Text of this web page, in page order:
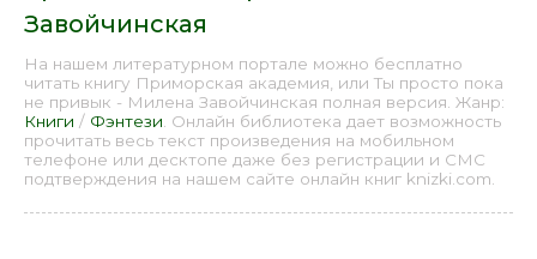
Завойчинская
На нашем литературном портале можно бесплатно
читать книгу Приморская академия, или Ты просто пока
не привык - Милена Завойчинская полная версия. Жанр:
Книги / Фэнтези . Онлайн библиотека дает возможность
прочитать весь текст произведения на мобильном
телефоне или десктопе даже без регистрации и СМС
подтверждения на нашем сайте онлайн книг knizki.com.